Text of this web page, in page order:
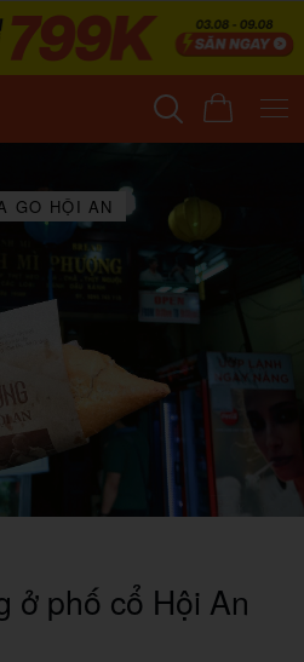
GO HỘI AN
ở phố cổ Hội An